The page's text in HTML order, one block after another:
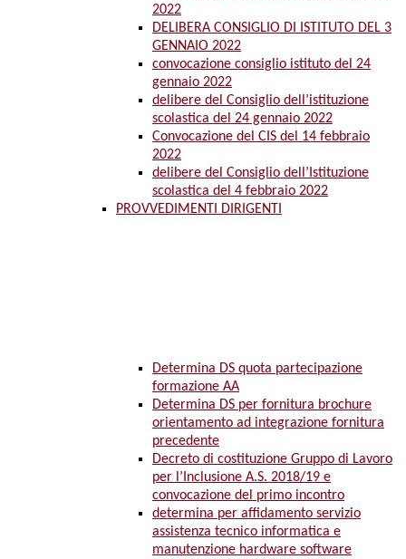
2022
DELIBERA CONSIGLIO DI ISTITUTO DEL 3
GENNAIO 2022
convocazione consiglio istituto del 24
gennaio 2022
delibere del Consiglio dell’istituzione
scolastica del 24 gennaio 2022
Convocazione del CIS del 14 febbraio
2022
delibere del Consiglio dell’Istituzione
scolastica del 4 febbraio 2022
PROVVEDIMENTI DIRIGENTI
Determina DS quota partecipazione
formazione AA
Determina DS per fornitura brochure
orientamento ad integrazione fornitura
precedente
Decreto di costituzione Gruppo di Lavoro
per l’Inclusione A.S. 2018/19 e
convocazione del primo incontro
determina per affidamento servizio
assistenza tecnico informatica e
manutenzione hardware software